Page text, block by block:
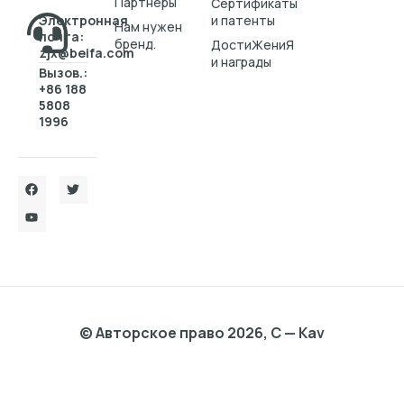
Электронная
почта:
zjx@beifa.com
Вызов.:
+86 188
5808
1996
Нам нужен
бренд.
и патенты
ДостиЖениЯ
и награды
© Авторское право 2026, C — Kav